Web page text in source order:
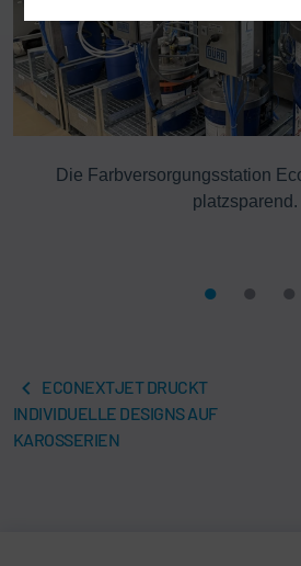
Die Farbversorgungsstation
platzsparend.
ECONEXTJET DRUCKT
INDIVIDUELLE DESIGNS AUF
KAROSSERIEN